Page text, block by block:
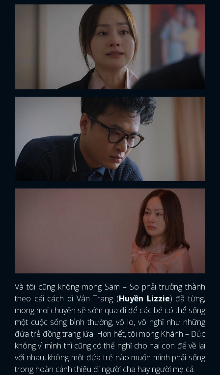
Và tôi cũng không mong Sam – So phải trưởng thành
theo cái cách dì Vân Trang (Huyền Lizzie) đã từng,
mong mọi chuyện sẽ sớm qua đi để các bé có thể sống
một cuộc sống bình thường, vô lo, vô nghĩ như những
đứa trẻ đồng trang lứa. Hơn hết, tôi mong Khánh – Đức
không vì mình thì cũng có thể nghĩ cho hai con để về lại
với nhau, không một đứa trẻ nào muốn mình phải sống
trong hoàn cảnh thiếu đi người cha hay người mẹ cả.